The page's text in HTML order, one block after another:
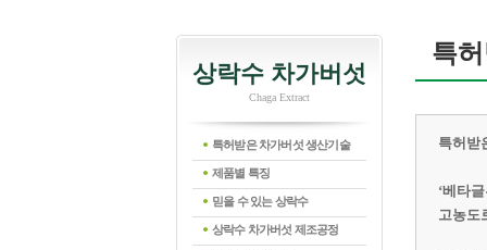
상락수 차가버섯
Chaga Extract
특허받은 차가버섯 생산기술
제품별 특징
믿을 수 있는 상락수
상락수 차가버섯 제조공정
특
특허받
‘베타
고농도